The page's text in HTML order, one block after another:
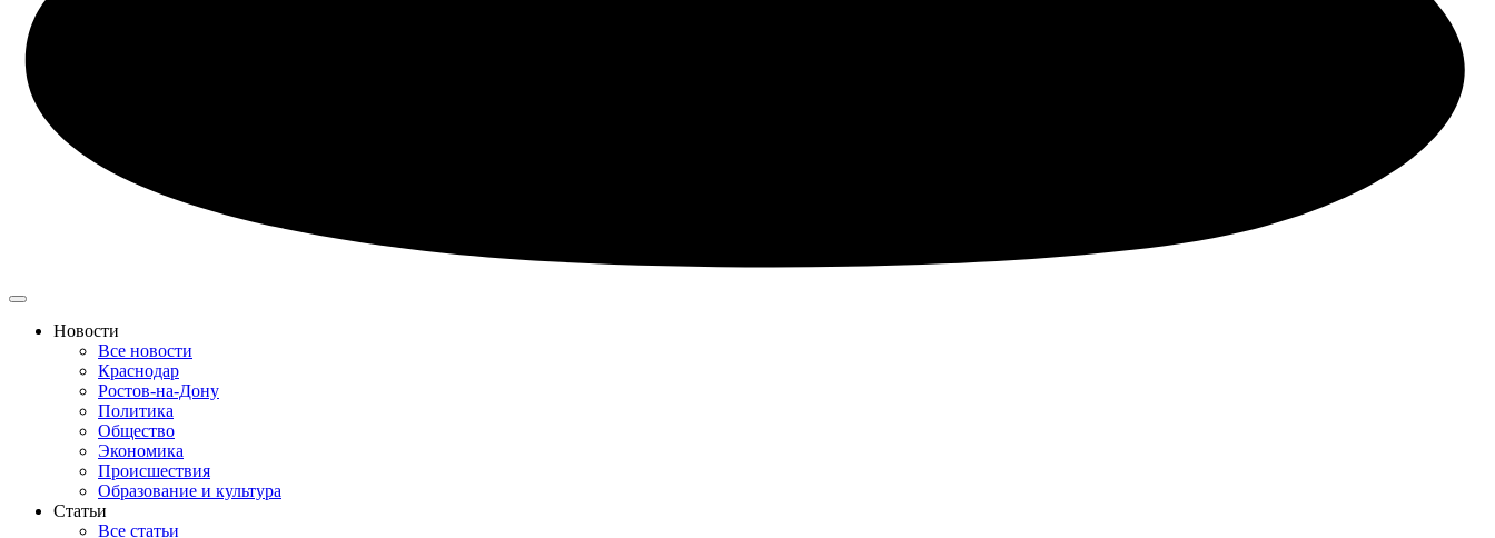
Новости
Все новости
Краснодар
Ростов-на-Дону
Политика
Общество
Экономика
Происшествия
Образование и культура
Статьи
Все статьи